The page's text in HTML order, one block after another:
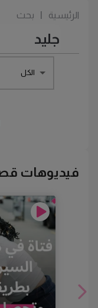
الرئيسية بحث
الكل
فيديوهات